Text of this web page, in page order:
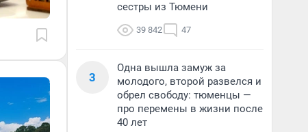
сестры из Тюмени
39 842 47
3
Одна вышла замуж за
молодого, второй развелся и
обрел свободу: тюменцы —
про перемены в жизни после
40 лет